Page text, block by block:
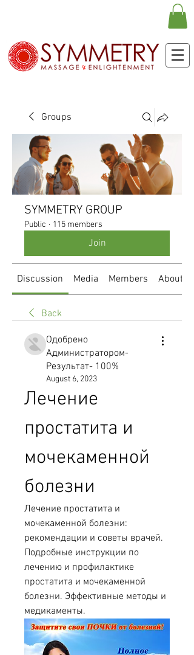
Groups
SYMMETRY GROUP
Public · 115 members
Join
Discussion Media Members About
Back
Одобрено
Администратором-
Результат- 100%
August 6, 2023
Лечение
простатита и
мочекаменной
болезни
Лечение простатита и
мочекаменной болезни:
рекомендации и советы врачей.
Подробные инструкции по
лечению и профилактике
простатита и мочекаменной
болезни. Эффективные методы и
медикаменты.